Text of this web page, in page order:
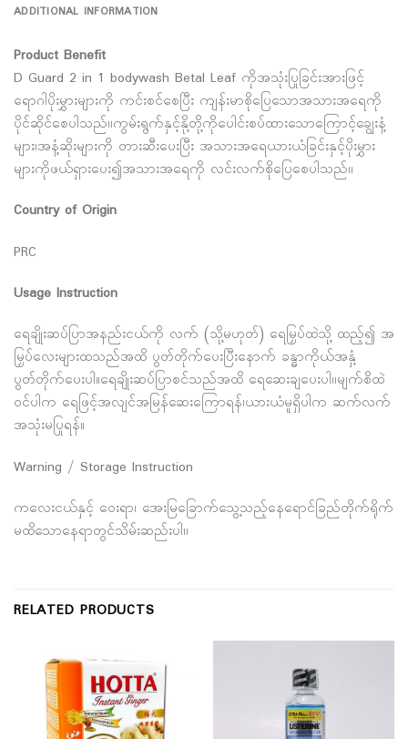
ADDITIONAL INFORMATION
Product Benefit
D Guard 2 in 1 bodywash Betal Leaf ကိုအသုံးပြုခြင်းအားဖြင့်
ရောဂါပိုးမွှားများကို ကင်းစင်စေပြီး ကျန်းမာစိုပြေသောအသားအရေကို
ပိုင်ဆိုင်စေပါသည်၊၊ကွမ်းရွက်နှင့်နို့တို့ကိုပေါင်းစပ်ထားသောကြောင့်ချွေးနံ့
များ၊အနံ့ဆိုးများကို တားဆီးပေးပြီး အသားအရေယားယံခြင်းနှင့်ပိုးမွှား
များကိုဖယ်ရှားပေး၍အသားအရေကို လင်းလက်စိုပြေစေပါသည်၊၊
Country of Origin
PRC
Usage Instruction
ရေချိုးဆပ်ပြာအနည်းငယ်ကို လက် (သို့မဟုတ်) ရေမြှပ်ထဲသို့ ထည့်၍ အ
မြှပ်လေးများထသည်အထိ ပွတ်တိုက်ပေးပြီးနောက် ခန္ဓာကိုယ်အနှံ့
ပွတ်တိုက်ပေးပါ။ရေချိုးဆပ်ပြာစင်သည်အထိ ရေဆေးချပေးပါ၊၊မျက်စိထဲ
ဝင်ပါက ရေဖြင့်အလျင်အမြန်ဆေးကြောရန်၊ယားယံမူရှိပါက ဆက်လက်
အသုံးမပြုရန်။
Warning / Storage Instruction
ကလေးငယ်နှင့် ဝေးရာ၊ အေးမြခြောက်သွေ့သည့်နေရောင်ခြည်တိုက်ရိုက်
မထိသောနေရာတွင်သိမ်းဆည်းပါ၊၊
RELATED PRODUCTS